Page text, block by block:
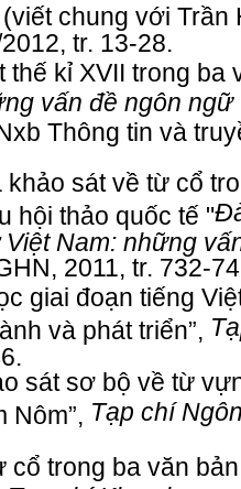
(viết chung với
tr. 13-28.
thế kỉ XVII trong ba
vấn đề ngôn ngữ
Thông tin và
khảo sát về từ cổ
hội thảo quốc tế "
Nam: những
2011, tr. 732-
giai đoạn tiếng
và phát triển”,
sát sơ bộ về từ
Nôm”, Tạp chí
cổ trong ba văn